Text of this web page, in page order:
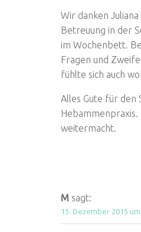
Wir danken
Betreuung in der
im Wochenbett.
Fragen und
fühlte sich auch
Alles Gute für den
Hebammenpraxis.
weitermacht.
M sagt:
15. Dezember 2015